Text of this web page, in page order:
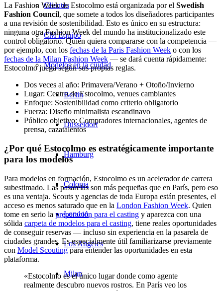
Clientes
CM Equipo
Modelos en la ciudad
Berlin
Düsseldorf
Hamburg
Colonia
London
Los Angeles
Milan
La Fashion Week de Estocolmo está organizada por el Swedish
Fashion Council, que somete a todos los diseñadores participantes
a una revisión de sostenibilidad. Esto es único en su estructura:
ninguna otra Fashion Week del mundo ha institucionalizado este
control obligatorio. Quien quiera compararse con la competencia —
por ejemplo, con los fechas de la Paris Fashion Week o con los
fechas de la Milan Fashion Week — se dará cuenta rápidamente:
Estocolmo juega según sus propias reglas.
Dos veces al año: Primavera/Verano + Otoño/Invierno
Lugar: Centro de Estocolmo, venues cambiantes
Enfoque: Sostenibilidad como criterio obligatorio
Fuerza: Diseño minimalista escandinavo
Público objetivo: Compradores internacionales, agentes de
prensa, cazatalentos
¿Por qué Estocolmo es estratégicamente importante
para los modelos
Para modelos en formación, Estocolmo es un acelerador de carrera
subestimado. Las pasarelas son más pequeñas que en París, pero eso
es una ventaja. Scouts y agencias de toda Europa están presentes, el
acceso es menos saturado que en la London Fashion Week. Quien
tome en serio la preparación para el casting y aparezca con una
sólida carpeta de modelos para el casting, tiene reales oportunidades
de conseguir reservas — incluso sin experiencia en la pasarela de
ciudades grandes. Es especialmente útil familiarizarse previamente
con Model Scoutingpara entender las oportunidades en esta
plataforma.
«Estocolmo es el único lugar donde como agente
realmente descubro nuevos rostros. En París veo los